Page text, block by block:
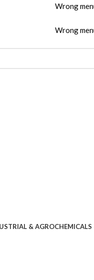
Wrong
Wrong
& AGROCHEMICALS